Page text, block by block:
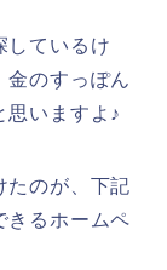
しているけ
金のすっぽん
思いますよ♪
たのが、下記
きるホームペ